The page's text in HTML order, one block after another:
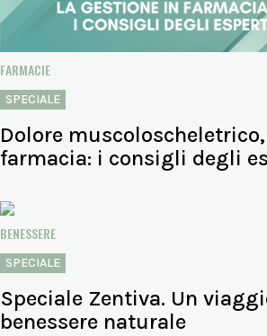
FARMACIE
SPECIALE
Dolore
farmacia: i consigli degli
BENESSERE
SPECIALE
Speciale Zentiva. Un
benessere naturale